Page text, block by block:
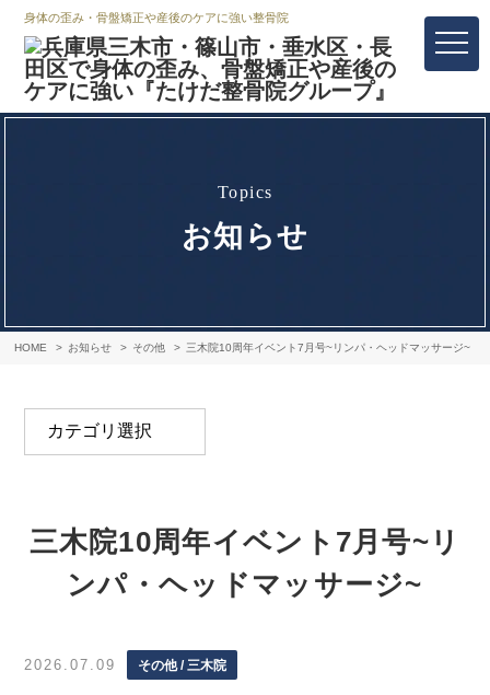
身体の歪み・骨盤矯正や産後のケアに強い整骨院
topics
お知らせ
HOME お知らせ その他 三木院10周年イベント7月号~リンパ・ヘッドマッサージ~
三木院10周年イベント7月号~リ
ンパ・ヘッドマッサージ~
2026.07.09 その他 / 三木院